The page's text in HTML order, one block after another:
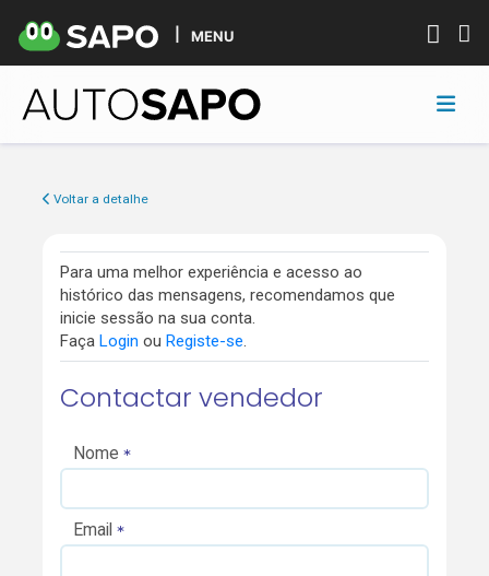
MENU
Voltar a detalhe
Para uma melhor experiência e acesso ao
histórico das mensagens, recomendamos que
inicie sessão na sua conta.
Faça Login ou Registe-se.
Contactar vendedor
Nome
Email